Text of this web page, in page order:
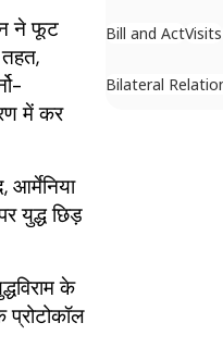
ने फूट
में कर
युद्ध छिड़
के
Bill and ActVisits
Bilateral